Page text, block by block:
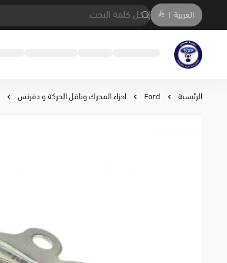
العربية |
متجر المحمادي لقطع السيارات
الرئيسية Ford اجزاء المحرك وناقل الحركة و دفرنس